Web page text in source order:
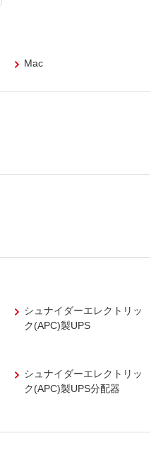
Mac
シュナイダーエレクトリッ
ク(APC)製UPS
シュナイダーエレクトリッ
ク(APC)製UPS分配器